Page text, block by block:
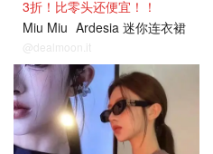
3折！比零头还便宜！！
Miu Miu Ardesia 迷你连衣裙
@dealmoon.it